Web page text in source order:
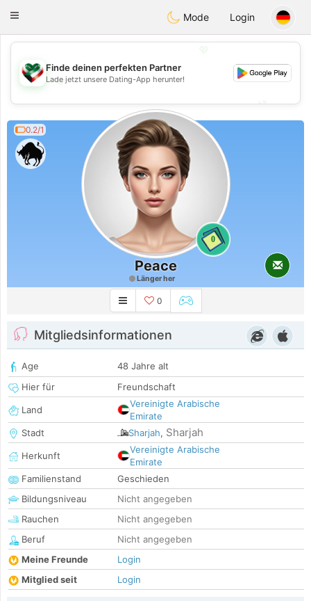
KuwaitChat
Toggle
Mode Login
💖
💕
💕
Finde deinen perfekten Partner
Lade jetzt unsere Dating-App herunter!
0.2/1
0
Peace
Länger her
0
Mitgliedsinformationen
Age
48 Jahre alt
Hier für
Freundschaft
Land
Vereinigte Arabische
Emirate
Stadt
Sharjah, Sharjah
Herkunft
Vereinigte Arabische
Emirate
Familienstand
Geschieden
Bildungsniveau
Nicht angegeben
Rauchen
Nicht angegeben
Beruf
Nicht angegeben
Meine Freunde
Login
Mitglied seit
Login